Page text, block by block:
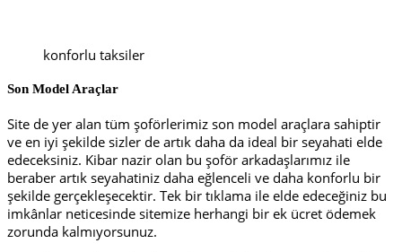
konforlu taksiler
Son Model Araçlar
Site de yer alan tüm şoförlerimiz son model araçlara sahiptir
ve en iyi şekilde sizler de artık daha da ideal bir seyahati elde
edeceksiniz. Kibar nazir olan bu şoför arkadaşlarımız ile
beraber artık seyahatiniz daha eğlenceli ve daha konforlu bir
şekilde gerçekleşecektir. Tek bir tıklama ile elde edeceğiniz bu
imkânlar neticesinde sitemize herhangi bir ek ücret ödemek
zorunda kalmıyorsunuz.